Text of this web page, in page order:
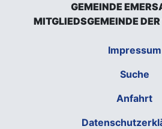
GEMEINDE
MITGLIEDSGEMEINDE
Impressum
Suche
Anfahrt